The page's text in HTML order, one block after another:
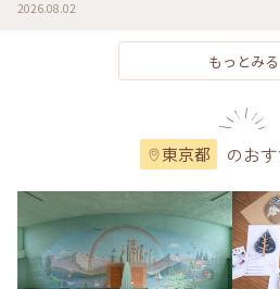
のダイナミックな造形と内側から見上げ
り取りました。 このまま宇宙基地にワー
ーシティ #建築写真 #近未来都市 #シネ
歩 #ファインダー越しの私の世界
2026.08.02
もっとみる
東京都 のお